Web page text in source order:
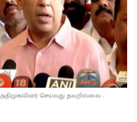
செய்வது தவறில்லை -